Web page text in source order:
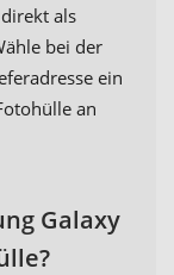
als
bei der
ein
an
Galaxy